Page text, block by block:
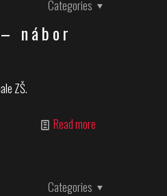
Categories
nábor
ZŠ.
Read more
Categories